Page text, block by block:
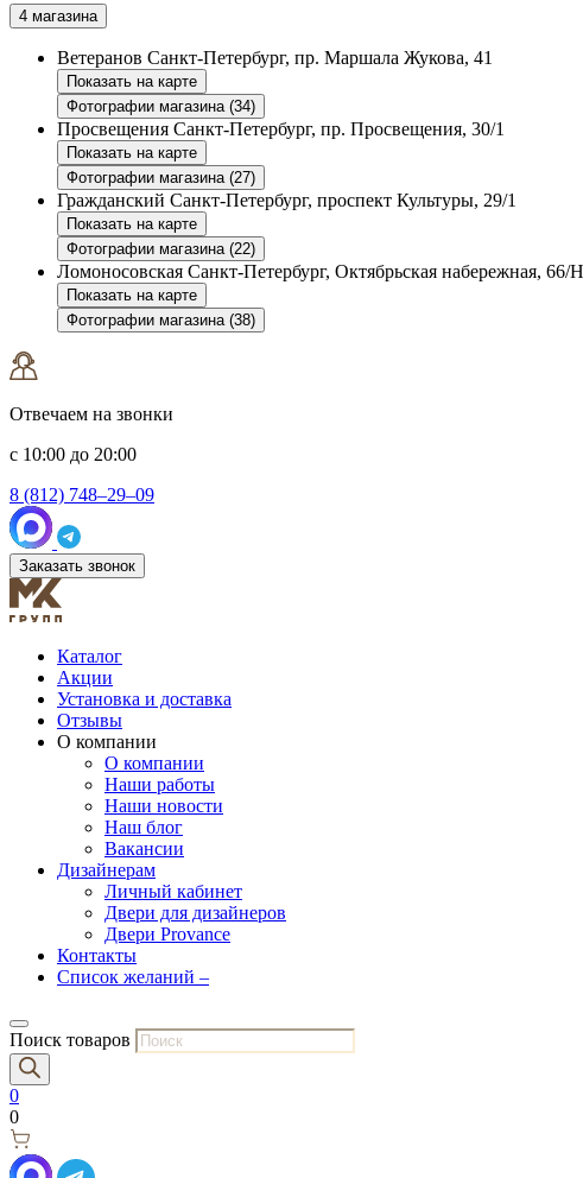
4 магазина
Ветеранов Санкт-Петербург, пр. Маршала Жукова, 41
Показать на карте
Фотографии магазина (34)
Просвещения Санкт-Петербург, пр. Просвещения, 30/1
Показать на карте
Фотографии магазина (27)
Гражданский Санкт-Петербург, проспект Культуры, 29/1
Показать на карте
Фотографии магазина (22)
Ломоносовская Санкт-Петербург, Октябрьская набережная, 66/
Показать на карте
Фотографии магазина (38)
Отвечаем на звонки
с 10:00 до 20:00
8 (812) 748–29–09
Заказать звонок
Каталог
Акции
Установка и доставка
Отзывы
О компании
О компании
Наши работы
Наши новости
Наш блог
Вакансии
Дизайнерам
Личный кабинет
Двери для дизайнеров
Двери Provance
Контакты
Список желаний –
Поиск товаров
0
0